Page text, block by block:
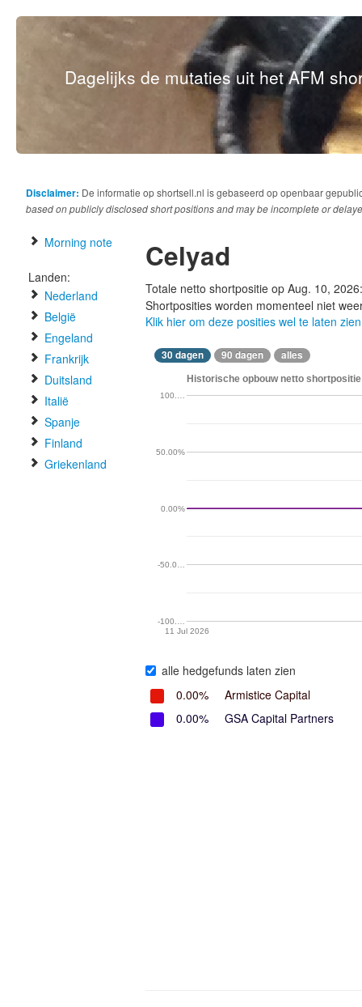
Dagelijks de mutaties uit het AFM
Disclaimer: De informatie op shortsell.nl is gebaseerd op openbaar
based on publicly disclosed short positions and may be incomplete or
Morning note
Landen:
Nederland
België
Engeland
Frankrijk
Duitsland
Italië
Spanje
Finland
Griekenland
Celyad
Totale netto shortpositie op Aug. 10,
Shortposities worden momenteel niet
Klik hier om deze posities wel te laten zien
30 dagen 90 dagen alles
Historische opbouw netto
11 Jul 2026
-100.…
-50.0…
0.00%
50.00%
100.…
alle hedgefunds laten zien
0.00%
Armistice Capital
0.00%
GSA Capital Partners